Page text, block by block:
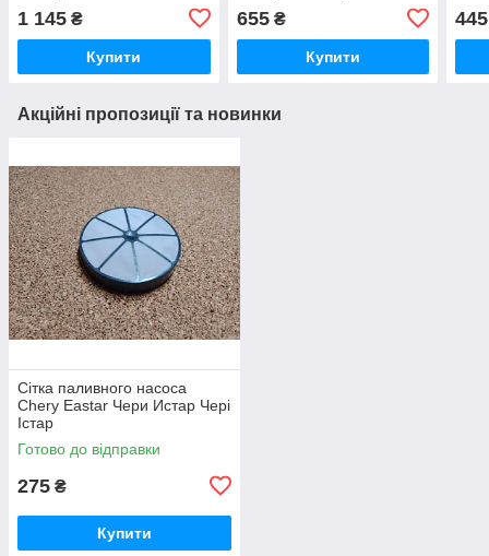
1 145 ₴
Купити
655₴
Купити
445
Акційні пропозиції та новинки
Сітка паливного насоса
Chery Eastar Чери Истар Чері
Істар
Готово до відправки
275 ₴
Купити